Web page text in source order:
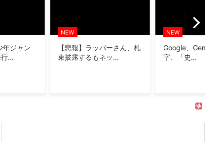
さん、札
...
Google、Geminiが大赤
字、「史...
NEW
【画像あり】ディ
「おいなり巻（
NEW